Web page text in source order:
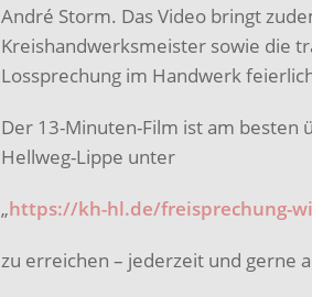
André Storm. Das Video bringt
Kreishandwerksmeister sowie die
Lossprechung im Handwerk
Der 13-Minuten-Film ist am besten
Hellweg-Lippe unter
„https://kh-hl.de/freisprechung-
zu erreichen – jederzeit und gerne